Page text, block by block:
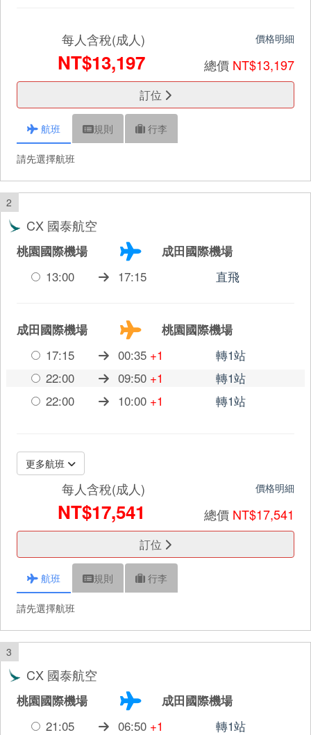
每人含稅(成人)
NT$13,197
價格明細
總價 NT$13,197
訂位
航班 規則 行李
請先選擇航班
2
CX 國泰航空
桃園國際機場
成田國際機場
13:00
17:15 直飛
成田國際機場
桃園國際機場
17:15
00:35 +1
轉1站
22:00
09:50 +1
轉1站
22:00
10:00 +1 轉1站
更多航班
每人含稅(成人)
NT$17,541
價格明細
總價 NT$17,541
訂位
航班 規則 行李
請先選擇航班
3
CX 國泰航空
桃園國際機場
成田國際機場
21:05
06:50 +1
轉1站